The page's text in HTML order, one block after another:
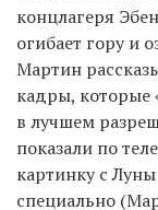
концлагеря
огибает гору и
Мартин
кадры, которые
в лучшем
показали по
картинку с
специально